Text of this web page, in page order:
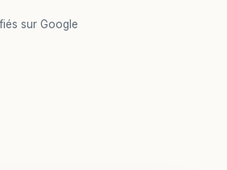
sur Google